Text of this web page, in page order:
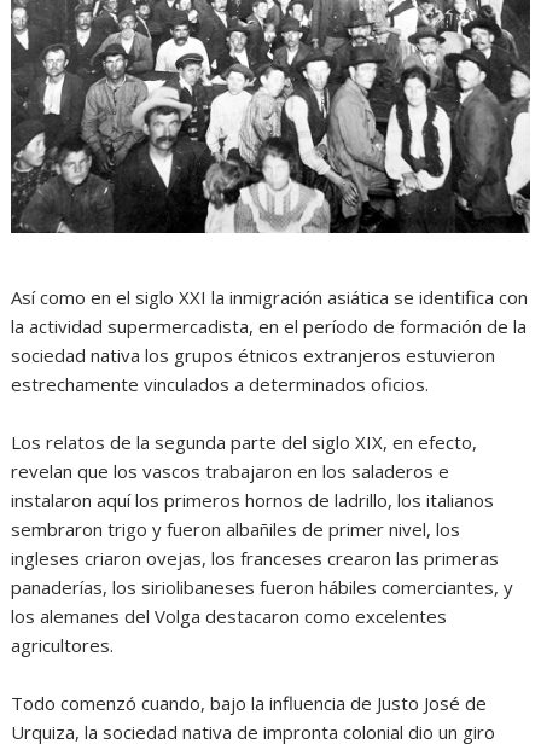
Así como en el siglo XXI la inmigración asiática se identifica con
la actividad supermercadista, en el período de formación de la
sociedad nativa los grupos étnicos extranjeros estuvieron
estrechamente vinculados a determinados oficios.
Los relatos de la segunda parte del siglo XIX, en efecto,
revelan que los vascos trabajaron en los saladeros e
instalaron aquí los primeros hornos de ladrillo, los italianos
sembraron trigo y fueron albañiles de primer nivel, los
ingleses criaron ovejas, los franceses crearon las primeras
panaderías, los siriolibaneses fueron hábiles comerciantes, y
los alemanes del Volga destacaron como excelentes
agricultores.
Todo comenzó cuando, bajo la influencia de Justo José de
Urquiza, la sociedad nativa de impronta colonial dio un giro